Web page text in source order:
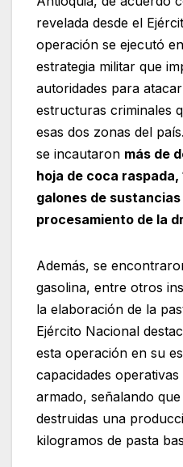
revelada desde el
operación se ejecutó
estrategia militar que
autoridades para
estructuras criminales
esas dos zonas del
se incautaron más de
hoja de coca raspada,
galones de
procesamiento de la
Además, se
gasolina, entre otros
la elaboración de la
Ejército Nacional
esta operación en su
capacidades
armado, señalando
destruidas una
kilogramos de pasta